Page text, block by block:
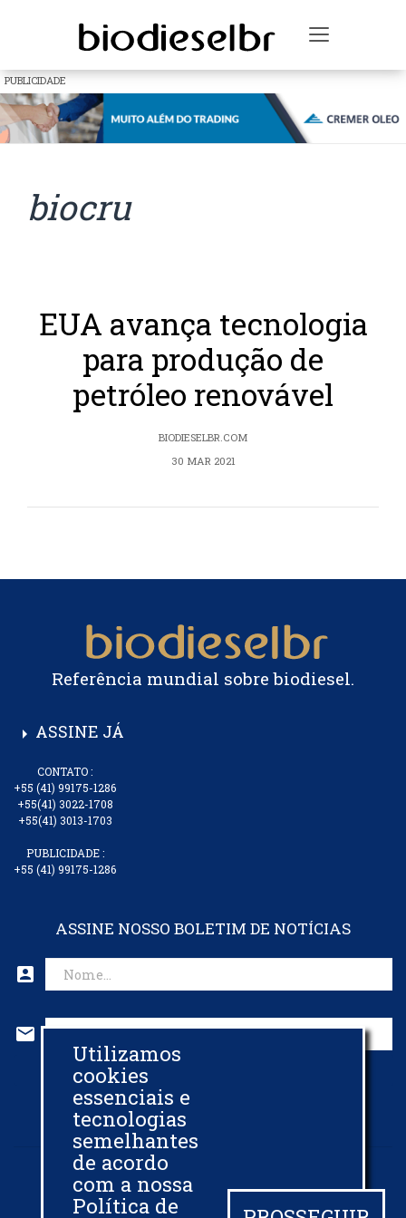
Toggle
PUBLICIDADE
biocru
EUA avança tecnologia
para produção de
petróleo renovável
BIODIESELBR.COM
30 MAR 2021
Referência mundial sobre biodiesel.
arrow_right ASSINE JÁ
CONTATO :
+55 (41) 99175-1286
+55(41) 3022-1708
+55(41) 3013-1703
PUBLICIDADE :
+55 (41) 99175-1286
ASSINE NOSSO BOLETIM DE NOTÍCIAS
account_box
mail
CADASTRAR EMAIL
© 2013 - 2026 - BIODIESELBR.COM - TODOS OS DIREITOS RESERVADOS
Utilizamos
cookies
essenciais e
tecnologias
semelhantes
de acordo
com a nossa
Política de